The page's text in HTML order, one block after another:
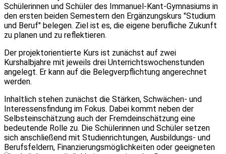
Schülerinnen und Schüler des Immanuel-Kant-Gymnasiums in
den ersten beiden Semestern den Ergänzungskurs "Studium
und Beruf" belegen. Ziel ist es, die eigene berufliche Zukunft
zu planen und zu reflektieren.
Der projektorientierte Kurs ist zunächst auf zwei
Kurshalbjahre mit jeweils drei Unterrichtswochenstunden
angelegt. Er kann auf die Belegverpflichtung angerechnet
werden.
Inhaltlich stehen zunächst die Stärken, Schwächen- und
Interessensfindung im Fokus. Dabei kommt neben der
Selbsteinschätzung auch der Fremdeinschätzung eine
bedeutende Rolle zu. Die Schülerinnen und Schüler setzen
sich anschließend mit Studienrichtungen, Ausbildungs- und
Berufsfeldern, Finanzierungsmöglichkeiten oder geeigneten